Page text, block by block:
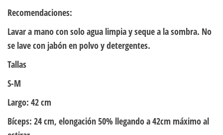
Recomendaciones:
Lavar a mano con solo agua limpia y seque a la sombra. No
se lave con jabón en polvo y detergentes.
Tallas
S-M
Largo: 42 cm
Bíceps: 24 cm, elongación 50% llegando a 42cm máximo al